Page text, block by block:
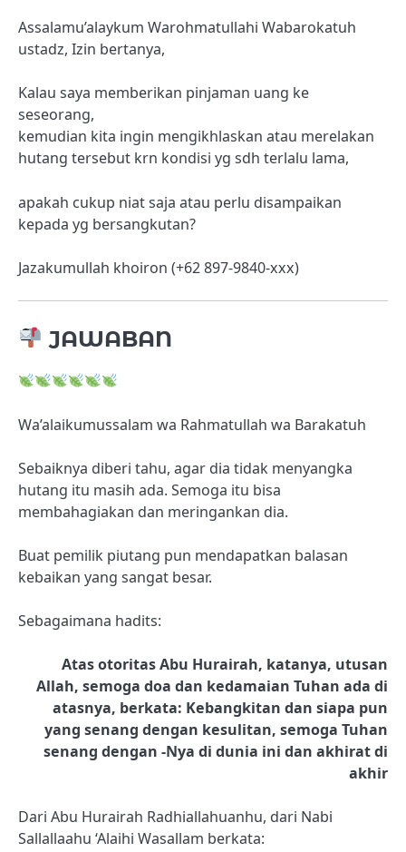
Assalamu’alaykum Warohmatullahi Wabarokatuh
ustadz, Izin bertanya,
Kalau saya memberikan pinjaman uang ke
seseorang,
kemudian kita ingin mengikhlaskan atau merelakan
hutang tersebut krn kondisi yg sdh terlalu lama,
apakah cukup niat saja atau perlu disampaikan
kepada yg bersangkutan?
Jazakumullah khoiron (+62 897-9840-xxx)
JAWABAN
Wa’alaikumussalam wa Rahmatullah wa Barakatuh
Sebaiknya diberi tahu, agar dia tidak menyangka
hutang itu masih ada. Semoga itu bisa
membahagiakan dan meringankan dia.
Buat pemilik piutang pun mendapatkan balasan
kebaikan yang sangat besar.
Sebagaimana hadits:
Atas otoritas Abu Hurairah, katanya, utusan
Allah, semoga doa dan kedamaian Tuhan ada di
atasnya, berkata: Kebangkitan dan siapa pun
yang senang dengan kesulitan, semoga Tuhan
senang dengan -Nya di dunia ini dan akhirat di
akhir
Dari Abu Hurairah Radhiallahuanhu, dari Nabi
Sallallaahu ‘Alaihi Wasallam berkata: